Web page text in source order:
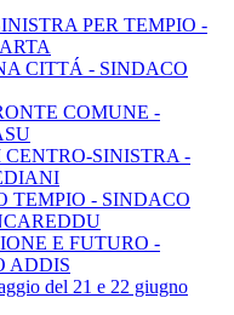
PER TEMPIO -
CITTÁ - SINDACO
COMUNE -
SINISTRA -
TEMPIO - SINDACO
E FUTURO -
ADDIS
del 21 e 22 giugno